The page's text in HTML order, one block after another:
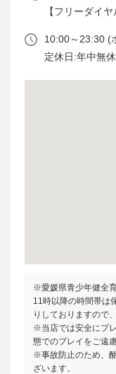
【フリーダイヤ
10:00～23:30 (
定休日:年中無休
※愛媛県青少年健全
11時以降の時間帯は
りしておりますので
※当店では安全にプ
態でのプレイをご遠
※事故防止のため、
ざいます。